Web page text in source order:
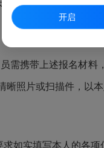
载附件填写，并张贴
需携带上述报名材
照片或扫描件，以
如实填写本人的各
开启